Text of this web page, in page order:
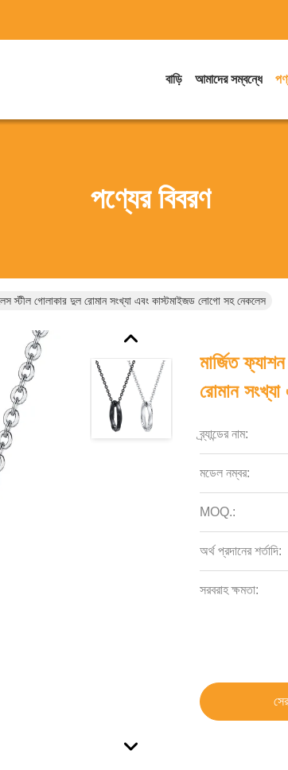
বাড়ি আমাদের সম্বন্ধে
পণ্যের বিবরণ
স্টীল গোলাকার দুল রোমান সংখ্যা এবং কাস্টমাইজড লোগো সহ নেকলেস
মার্জিত
রোমান
ব্র্যান্ডের নাম:
মডেল নম্বর:
MOQ.:
অর্থ প্রদানের শর্তাদি:
সরবরাহ ক্ষমতা: